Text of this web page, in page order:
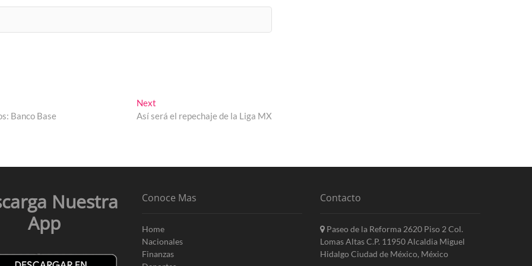
Banco Base
Next
post:
Así será el repechaje de la Liga MX
Nuestra
App
Conoce Mas
Home
Nacionales
Finanzas
Contacto
Paseo de la Reforma 2620 Piso 2 Col.
Lomas Altas C.P. 11950 Alcaldia Miguel
Hidalgo Ciudad de México, México